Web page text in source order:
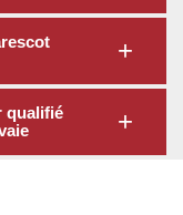
qualifié